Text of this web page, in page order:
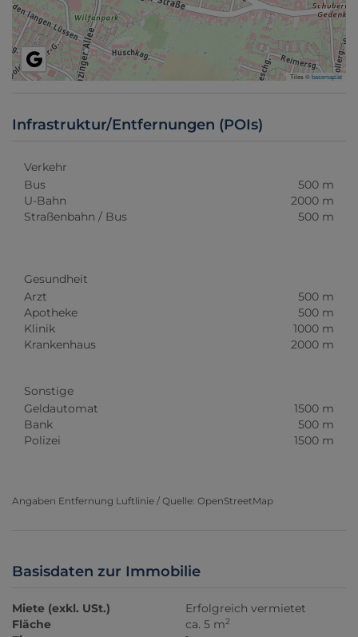
Tiles ©basemap.at
Infrastruktur/Entfernungen (POIs)
Verkehr
Bus
500 m
U-Bahn
2000 m
Straßenbahn / Bus
500 m
Gesundheit
Arzt
500 m
Apotheke
500 m
Klinik
1000 m
Krankenhaus
2000 m
Sonstige
Geldautomat
1500 m
Bank
500 m
Polizei
1500 m
Angaben Entfernung Luftlinie / Quelle: OpenStreetMap
Basisdaten zur Immobilie
Miete (exkl. USt.)
Erfolgreich vermietet
Fläche
ca. 5 m2